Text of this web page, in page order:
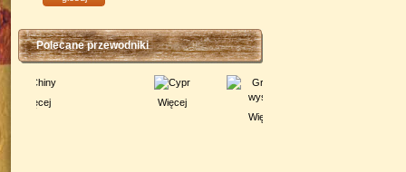
Polecane przewodniki